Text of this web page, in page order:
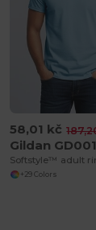
58,01 kč
Gildan GD001
+29 Colors